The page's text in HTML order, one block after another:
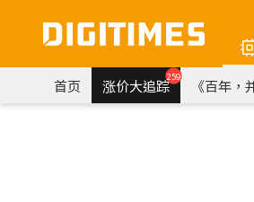
首页 涨价大追踪259 《百年